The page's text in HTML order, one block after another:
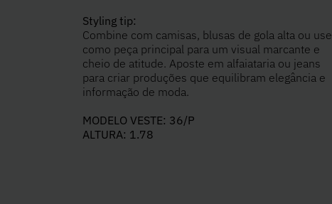
Styling tip:
Combine com camisas, blusas de gola alta ou use
como peça principal para um visual marcante e
cheio de atitude. Aposte em alfaiataria ou jeans
para criar produções que equilibram elegância e
informação de moda.
MODELO VESTE: 36/P
ALTURA: 1.78